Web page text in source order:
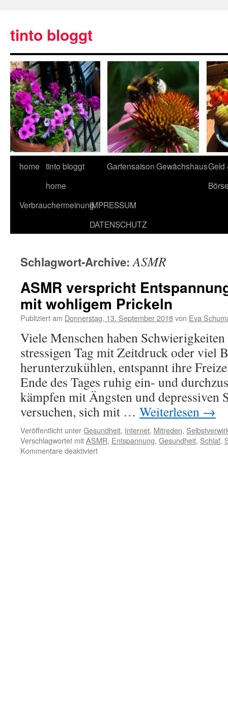
tinto bloggt
home tinto bloggt
home
GartensaisonGewächshausGeld
VerbrauchermeinungIMPRESSUM
DATENSCHUTZ
Schlagwort-Archive:ASMR
ASMR verspricht
mit wohligem Prickeln
Publiziert am Donnerstag, 13. September 2018von Eva
Viele Menschen haben
stressigen Tag mit Zeitdruck oder viel
herunterzukühlen, entspannt ihre
Ende des Tages ruhig ein- und
kämpfen mit Ängsten und depressiven
versuchen, sich mit … Weiterlesen →
Veröffentlicht unterGesundheit, Internet, Mitreden,
Verschlagwortet mitASMR, Entspannung, Gesundheit, Schlaf,
Kommentare deaktiviert